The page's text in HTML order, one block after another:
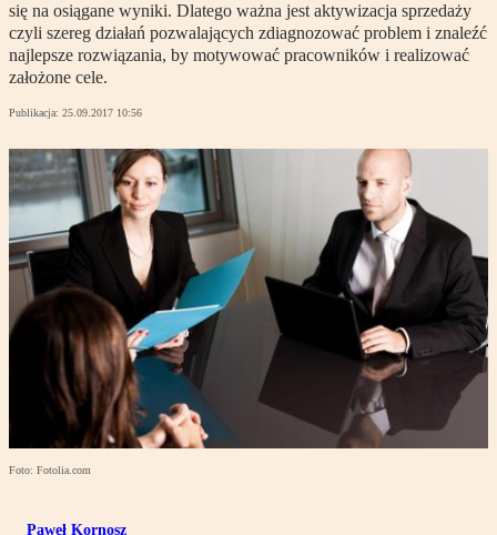
się na osiągane wyniki. Dlatego ważna jest aktywizacja sprzedaży
czyli szereg działań pozwalających zdiagnozować problem i znaleźć
najlepsze rozwiązania, by motywować pracowników i realizować
założone cele.
Publikacja: 25.09.2017 10:56
Foto: Fotolia.com
Paweł Kornosz